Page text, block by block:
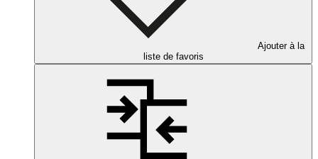
Ajouter à la
liste de favoris